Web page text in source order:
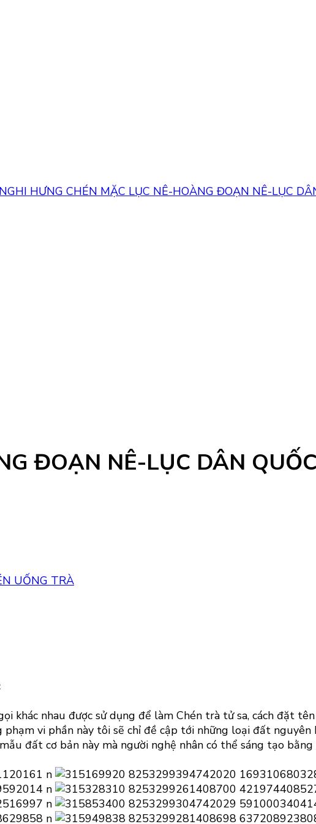
HƯNG CHÉN MẶC LỤC NÊ-HOÀNG ĐOẠN NÊ-LỤC
ĐOẠN NÊ-LỤC DÂN
UỐNG TRÀ
nhau được sử dụng để làm Chén trà tử sa, cách đặt
vi phần này tôi sẽ chỉ đề cập tới những loại đất nguyên
đất cơ bản này mà người nghệ nhân có thể sáng tạo